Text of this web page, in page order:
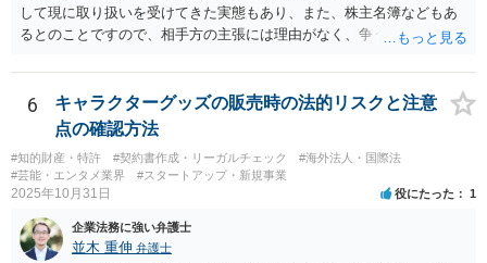
して現に取り扱いを受けてきた実態もあり、また、株主名簿などもあ
るとのことですので、相手方の主張には理由がなく、争う余地はある
主手の地位確認請求を訴訟などで実施し、正式に権利関係を明らかに
することも考えられます。 また、仮に株式の割り当てがなされていな
いとのことであれば、出資契約の前提が果たされていないことになり
ますので、債務不履行を理由に契約を解除し、100万円の返金を要求す
ることも考えられるかと思慮いたします。 この他、持ち株比率などに
もよりますが、過半数を確保できるのであれば、相手方の解任請求を
たします。 いずれの手段をとるとしても、当時のやり取りや契約内
容、相手方の主張内容などによっても、とるべき手段が異なってきま
6
キャラクターグッズの販売時の法的リスクと注意
点の確認方法
#知的財産・特許 #契約書作成・リーガルチェック
#海外法人・国際法
#芸能・エンタメ業界
#スタートアップ・新規事業
2025年10月31日 役にたった 1
企業法務に強い弁護士
並木 重伸 弁護士